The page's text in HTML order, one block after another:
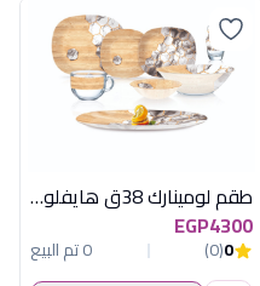
طقم لومينارك 38ق هايفلور سويت لاين سودو
EGP4300
0
(0)
0 تم البيع